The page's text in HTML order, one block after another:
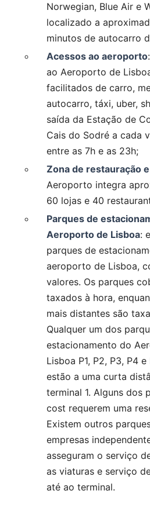
Norwegian, Blue Air e
localizado a
minutos de autocarro
Acessos ao aeroporto
ao Aeroporto de
facilitados de carro,
autocarro, táxi, uber,
saída da Estação de
Cais do Sodré a cada
entre as 7h e as 23h;
Zona de restauração
Aeroporto integra
60 lojas e 40
Parques de
Aeroporto de Lisboa:
parques de
aeroporto de Lisboa,
valores. Os parques
taxados à hora,
mais distantes são
Qualquer um dos
estacionamento do
Lisboa P1, P2, P3, P4
estão a uma curta
terminal 1. Alguns dos
cost requerem uma
Existem outros
empresas
asseguram o serviço
as viaturas e serviço
até ao terminal.